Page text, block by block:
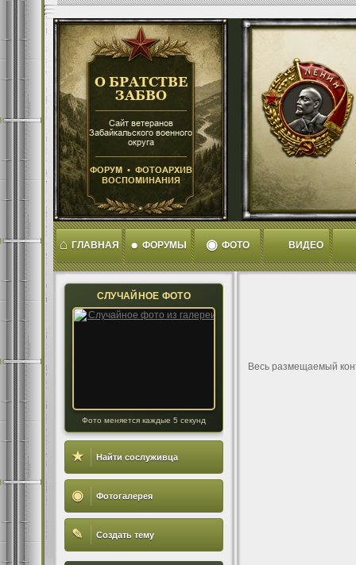
⌂ ГЛАВНАЯ ● ФОРУМЫ ◉ ФОТО ВИДЕО
СЛУЧАЙНОЕ ФОТО
Фото меняется каждые 5 секунд
★ Найти сослуживца
◉ Фотогалерея
✎ Создать тему
Весь размещаемый